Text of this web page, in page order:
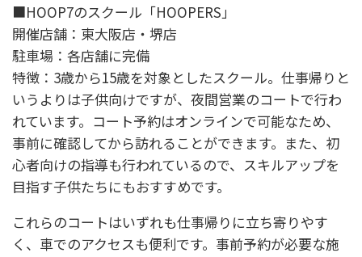
■HOOP7のスクール「HOOPERS」
開催店舗：東大阪店・堺店
駐車場：各店舗に完備
特徴：3歳から15歳を対象としたスクール。仕事帰りと
いうよりは子供向けですが、夜間営業のコートで行わ
れています。コート予約はオンラインで可能なため、
事前に確認してから訪れることができます。また、初
心者向けの指導も行われているので、スキルアップを
目指す子供たちにもおすすめです。
これらのコートはいずれも仕事帰りに立ち寄りやす
く、車でのアクセスも便利です。事前予約が必要な施